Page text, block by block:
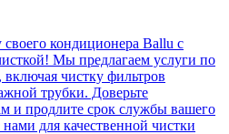
кондиционера Ballu с
Мы предлагаем услуги по
чистку фильтров
трубки. Доверьте
и продлите срок службы вашего
для качественной чистки